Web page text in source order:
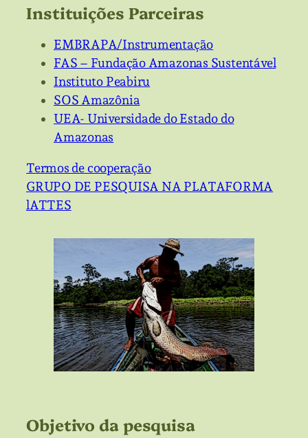
Instituições Parceiras
EMBRAPA/Instrumentação
FAS – Fundação Amazonas Sustentável
Instituto Peabiru
SOS Amazônia
UEA- Universidade do Estado do
Amazonas
Termos de cooperação
GRUPO DE PESQUISA NA PLATAFORMA
lATTES
Objetivo da pesquisa